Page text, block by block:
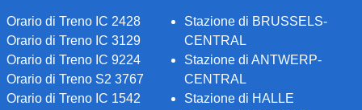
Orario di Treno IC 2428
Orario di Treno IC 3129
Orario di Treno IC 9224
Orario di Treno S2 3767
Orario di Treno IC 1542
Stazione di BRUSSELS-
CENTRAL
Stazione di ANTWERP-
CENTRAL
Stazione di HALLE